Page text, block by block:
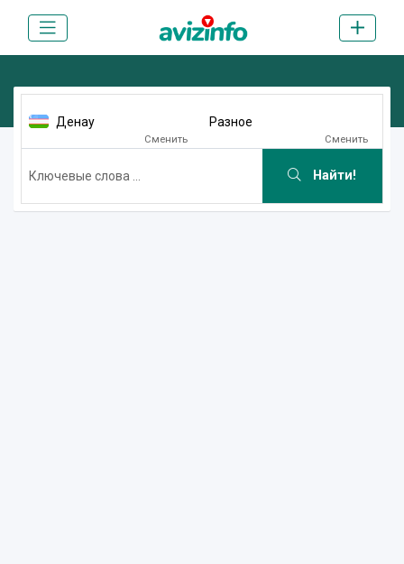
Денау
Сменить
Разное
Сменить
Найти!